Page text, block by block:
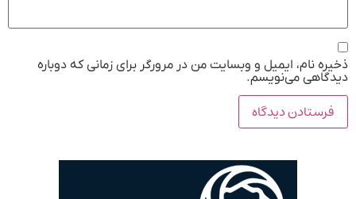
ذخیره نام، ایمیل و وبسایت من در مرورگر برای زمانی که دوباره
دیدگاهی می‌نویسم.